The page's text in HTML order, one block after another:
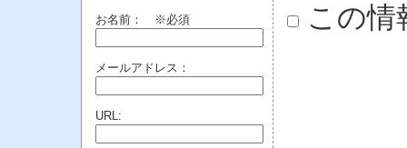
お名前： ※必須
メールアドレス：
URL:
この情